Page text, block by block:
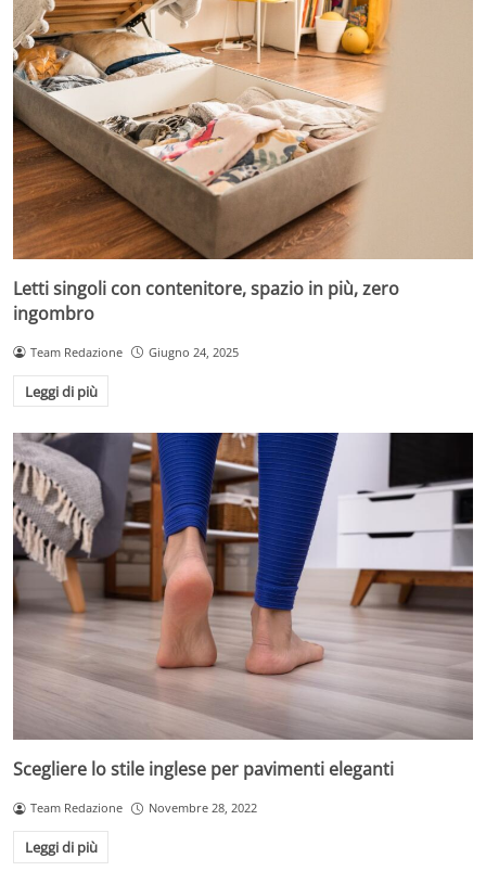
Letti singoli con contenitore, spazio in più, zero
ingombro
Team Redazione Giugno 24, 2025
Leggi di più
Scegliere lo stile inglese per pavimenti eleganti
Team Redazione Novembre 28, 2022
Leggi di più